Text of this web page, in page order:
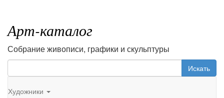
Арт-каталог
Собрание живописи, графики и скульптуры
Искать
Художники